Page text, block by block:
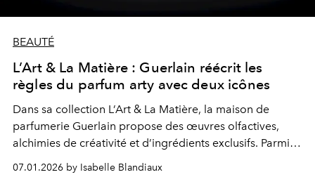
BEAUTÉ
L’Art & La Matière : Guerlain réécrit les
règles du parfum arty avec deux icônes
Dans sa collection L’Art & La Matière, la maison de
parfumerie Guerlain propose des œuvres olfactives,
alchimies de créativité et d’ingrédients exclusifs. Parmi
deux fragrances iconiques, le cuiré Pêche Mirage et
07.01.2026 by Isabelle Blandiaux